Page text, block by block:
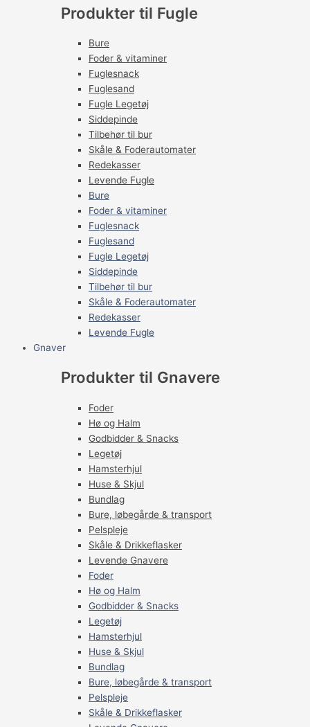
Produkter til Fugle
Bure
Foder & vitaminer
Fuglesnack
Fuglesand
Fugle Legetøj
Siddepinde
Tilbehør til bur
Skåle & Foderautomater
Redekasser
Levende Fugle
Bure
Foder & vitaminer
Fuglesnack
Fuglesand
Fugle Legetøj
Siddepinde
Tilbehør til bur
Skåle & Foderautomater
Redekasser
Levende Fugle
Gnaver
Produkter til Gnavere
Foder
Hø og Halm
Godbidder & Snacks
Legetøj
Hamsterhjul
Huse & Skjul
Bundlag
Bure, løbegårde & transport
Pelspleje
Skåle & Drikkeflasker
Levende Gnavere
Foder
Hø og Halm
Godbidder & Snacks
Legetøj
Hamsterhjul
Huse & Skjul
Bundlag
Bure, løbegårde & transport
Pelspleje
Skåle & Drikkeflasker